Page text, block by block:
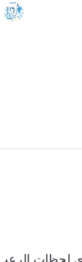
3 أطفال من حريق في